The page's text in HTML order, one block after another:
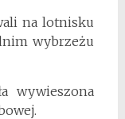
na lotnisku
wybrzeżu
wywieszona